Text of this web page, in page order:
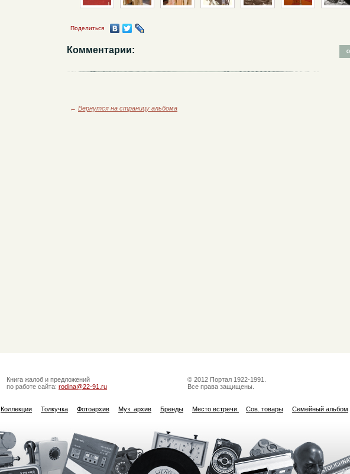
Поделиться
Комментарии:
← Вернутся на страницу альбома
Книга жалоб и предложений
по работе сайта: rodina@22-91.ru
© 2012 Портал 1922-1991.
Все права защищены.
Коллекции Толкучка Фотоархив Муз. архив Бренды Место встречи Сов. товары Семейный альбом